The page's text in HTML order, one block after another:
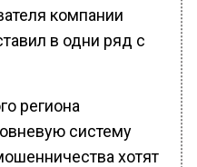
компании
в одни ряд с
региона
систему
хотят